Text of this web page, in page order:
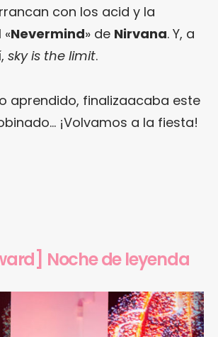
con los acid y la
Nevermind» de Nirvana. Y, a
sky is the limit.
aprendido, finalizaacaba este
¡Volvamos a la fiesta!
Noche de leyenda